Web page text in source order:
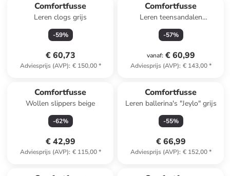
Comfortfusse
Leren clogs grijs
-59%
€ 60,73
Adviesprijs (AVP): € 150,00*
Comfortfusse
Leren teensandalen
bruin/zwart
-57%
vanaf: € 60,99
Adviesprijs (AVP): € 143,00*
Comfortfusse
Wollen slippers beige
-62%
€ 42,99
Adviesprijs (AVP): € 115,00*
Comfortfusse
Leren ballerina's "Jeylo" grijs
-55%
€ 66,99
Adviesprijs (AVP): € 152,00*